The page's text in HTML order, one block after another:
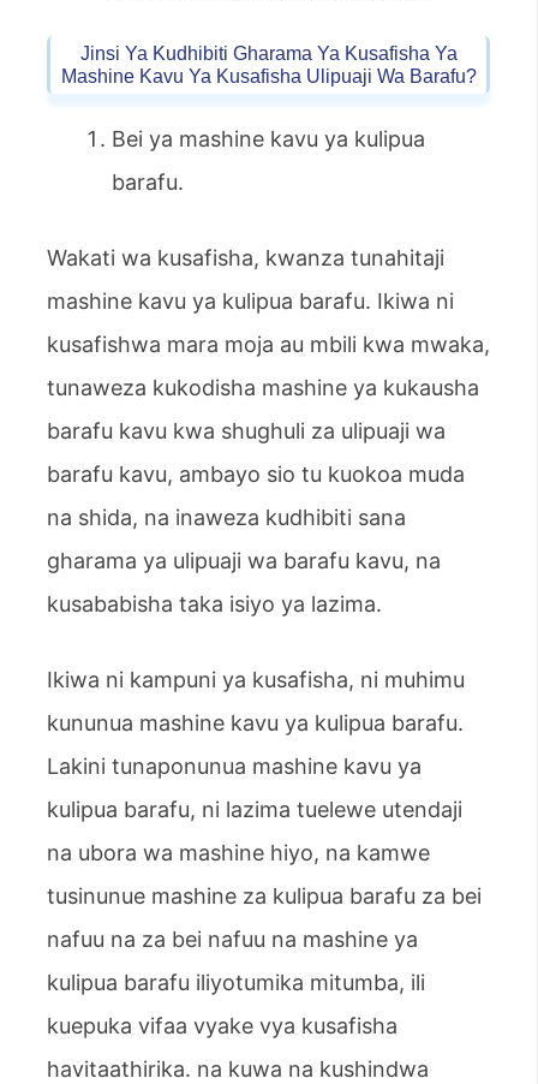
Jinsi Ya Kudhibiti Gharama Ya Kusafisha Ya
Mashine Kavu Ya Kusafisha Ulipuaji Wa Barafu?
Bei ya mashine kavu ya kulipua
barafu.
Wakati wa kusafisha, kwanza tunahitaji
mashine kavu ya kulipua barafu. Ikiwa ni
kusafishwa mara moja au mbili kwa mwaka,
tunaweza kukodisha mashine ya kukausha
barafu kavu kwa shughuli za ulipuaji wa
barafu kavu, ambayo sio tu kuokoa muda
na shida, na inaweza kudhibiti sana
gharama ya ulipuaji wa barafu kavu, na
kusababisha taka isiyo ya lazima.
Ikiwa ni kampuni ya kusafisha, ni muhimu
kununua mashine kavu ya kulipua barafu.
Lakini tunaponunua mashine kavu ya
kulipua barafu, ni lazima tuelewe utendaji
na ubora wa mashine hiyo, na kamwe
tusinunue mashine za kulipua barafu za bei
nafuu na za bei nafuu na mashine ya
kulipua barafu iliyotumika mitumba, ili
kuepuka vifaa vyake vya kusafisha
havitaathirika. na kuwa na kushindwa